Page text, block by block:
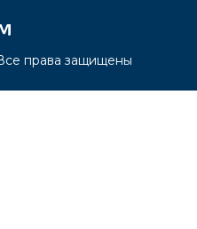
права защищены